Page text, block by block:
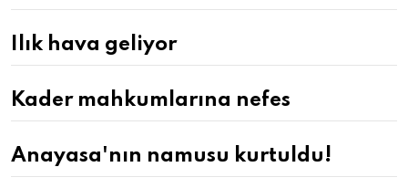
Ilık hava geliyor
Kader mahkumlarına nefes
Anayasa'nın namusu kurtuldu!